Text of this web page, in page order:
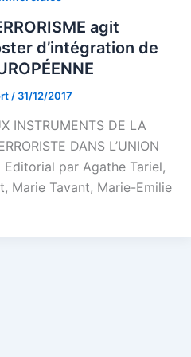
agit
d’intégration de
/ 31/12/2017
INSTRUMENTS DE LA
DANS L’UNION
Editorial par Agathe Tariel,
Marie Tavant, Marie-Emilie